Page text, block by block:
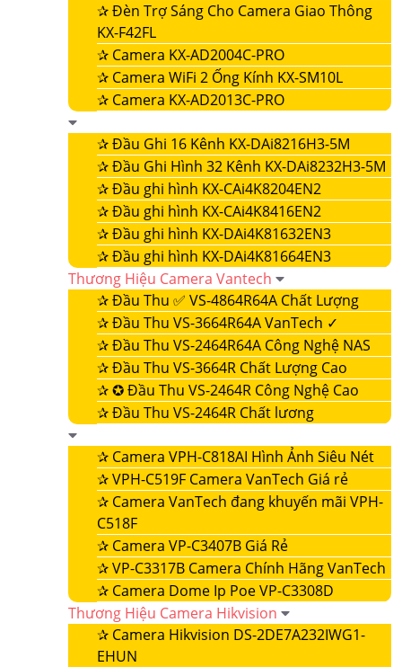
✰Đèn Trợ Sáng Cho Camera Giao Thông
KX-F42FL
✰ Camera KX-AD2004C-PRO
✰ Camera WiFi 2 Ống Kính KX-SM10L
✰ Camera KX-AD2013C-PRO
✰Đầu Ghi 16 Kênh KX-DAi8216H3-5M
✰Đầu Ghi Hình 32 Kênh KX-DAi8232H3-5M
✰Đầu ghi hình KX-CAi4K8204EN2
✰Đầu ghi hình KX-CAi4K8416EN2
✰Đầu ghi hình KX-DAi4K81632EN3
✰Đầu ghi hình KX-DAi4K81664EN3
Thương Hiệu Camera Vantech
✰Đầu Thu ✅ VS-4864R64A Chất Lượng
✰Đầu Thu VS-3664R64A VanTech ✓
✰Đầu Thu VS-2464R64A Công Nghệ NAS
✰Đầu Thu VS-3664R Chất Lượng Cao
✰✪ Đầu Thu VS-2464R Công Nghệ Cao
✰Đầu Thu VS-2464R Chất lương
✰ Camera VPH-C818AI Hình Ảnh Siêu Nét
✰VPH-C519F Camera VanTech Giá rẻ
✰ Camera VanTech đang khuyến mãi VPH-
C518F
✰ Camera VP-C3407B Giá Rẻ
✰VP-C3317B Camera Chính Hãng VanTech
✰ Camera Dome Ip Poe VP-C3308D
Thương Hiệu Camera Hikvision
✰ Camera Hikvision DS-2DE7A232IWG1-
EHUN